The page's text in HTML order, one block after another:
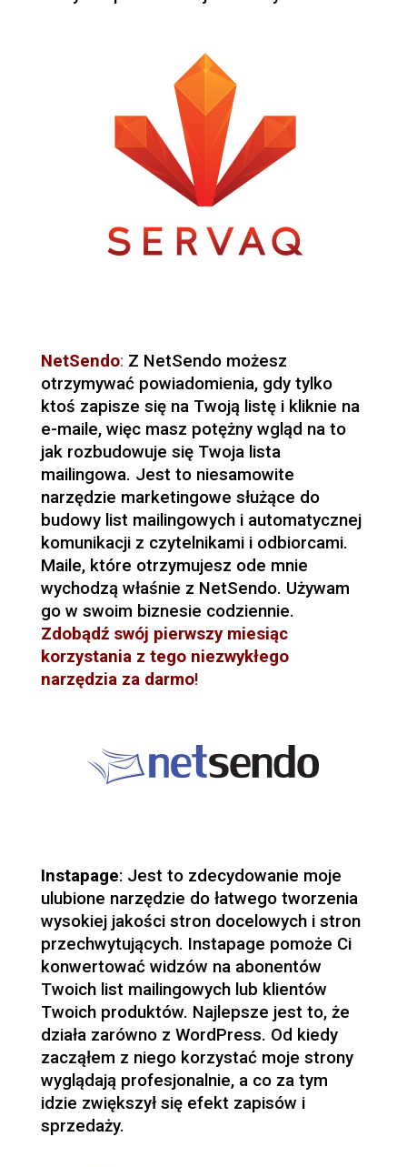
NetSendo: Z NetSendo możesz
otrzymywać powiadomienia, gdy tylko
ktoś zapisze się na Twoją listę i kliknie na
e-maile, więc masz potężny wgląd na to
jak rozbudowuje się Twoja lista
mailingowa. Jest to niesamowite
narzędzie marketingowe służące do
budowy list mailingowych i automatycznej
komunikacji z czytelnikami i odbiorcami.
Maile, które otrzymujesz ode mnie
wychodzą właśnie z NetSendo. Używam
go w swoim biznesie codziennie.
Zdobądź swój pierwszy miesiąc
korzystania z tego niezwykłego
narzędzia za darmo!
Instapage: Jest to zdecydowanie moje
ulubione narzędzie do łatwego tworzenia
wysokiej jakości stron docelowych i stron
przechwytujących. Instapage pomoże Ci
konwertować widzów na abonentów
Twoich list mailingowych lub klientów
Twoich produktów. Najlepsze jest to, że
działa zarówno z WordPress. Od kiedy
zacząłem z niego korzystać moje strony
wyglądają profesjonalnie, a co za tym
idzie zwiększył się efekt zapisów i
sprzedaży.